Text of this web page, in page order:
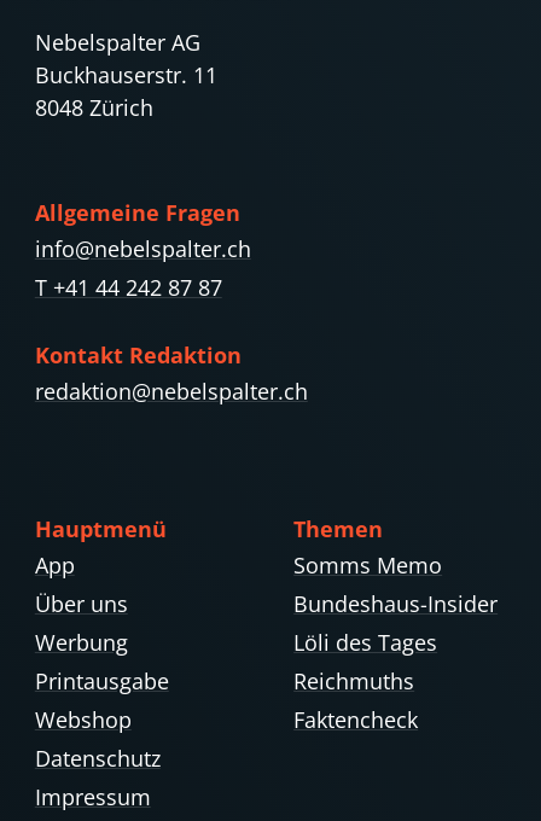
Nebelspalter AG
Buckhauserstr. 11
8048 Zürich
Allgemeine Fragen
info@nebelspalter.ch
T +41 44 242 87 87
Kontakt Redaktion
redaktion@nebelspalter.ch
Hauptmenü
App
Über uns
Werbung
Printausgabe
Webshop
Datenschutz
Impressum
Themen
Somms Memo
Bundeshaus-Insider
Löli des Tages
Reichmuths
Faktencheck